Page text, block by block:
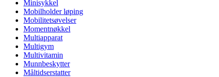
Minisykkel
Mobilholder løping
Mobilitetsøvelser
Momentnøkkel
Multiapparat
Multigym
Multivitamin
Munnbeskytter
Måltidserstatter